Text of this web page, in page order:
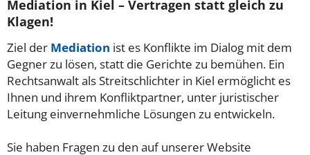
Mediation in Kiel – Vertragen statt gleich zu
Klagen!
Ziel der Mediation ist es Konflikte im Dialog mit dem
Gegner zu lösen, statt die Gerichte zu bemühen. Ein
Rechtsanwalt als Streitschlichter in Kiel ermöglicht es
Ihnen und ihrem Konfliktpartner, unter juristischer
Leitung einvernehmliche Lösungen zu entwickeln.
Sie haben Fragen zu den auf unserer Website